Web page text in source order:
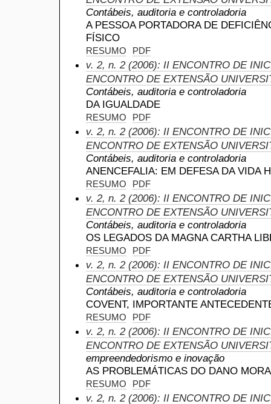
Contábeis, auditoria e controladoria
A PESSOA PORTADORA DE
FÍSICO
RESUMO PDF
v. 2, n. 2 (2006): II ENCONTRO DE
ENCONTRO DE EXTENSÃO
Contábeis, auditoria e controladoria
DA IGUALDADE
RESUMO PDF
v. 2, n. 2 (2006): II ENCONTRO DE
ENCONTRO DE EXTENSÃO
Contábeis, auditoria e controladoria
ANENCEFALIA: EM DEFESA DA VIDA
RESUMO PDF
v. 2, n. 2 (2006): II ENCONTRO DE
ENCONTRO DE EXTENSÃO
Contábeis, auditoria e controladoria
OS LEGADOS DA MAGNA CARTHA
RESUMO PDF
v. 2, n. 2 (2006): II ENCONTRO DE
ENCONTRO DE EXTENSÃO
Contábeis, auditoria e controladoria
COVENT, IMPORTANTE
RESUMO PDF
v. 2, n. 2 (2006): II ENCONTRO DE
ENCONTRO DE EXTENSÃO
empreendedorismo e inovação
AS PROBLEMÁTICAS DO DANO
RESUMO PDF
v. 2, n. 2 (2006): II ENCONTRO DE